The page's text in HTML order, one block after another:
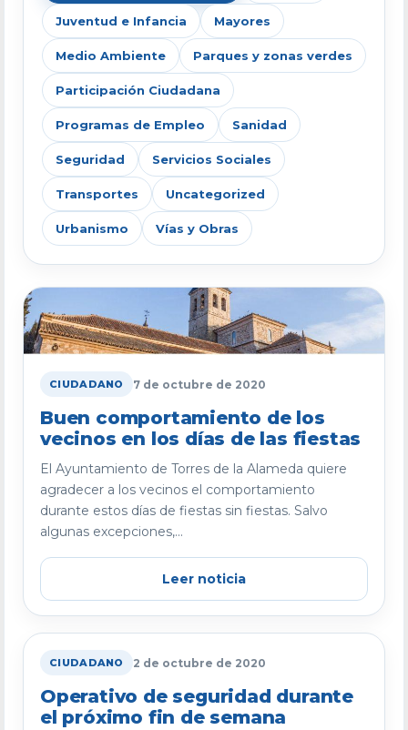
Juventud e Infancia Mayores
Medio Ambiente Parques y zonas verdes
Participación Ciudadana
Programas de Empleo Sanidad
Seguridad Servicios Sociales
Transportes Uncategorized
Urbanismo Vías y Obras
CIUDADANO 7 de octubre de 2020
Buen comportamiento de los
vecinos en los días de las fiestas
El Ayuntamiento de Torres de la Alameda quiere
agradecer a los vecinos el comportamiento
durante estos días de fiestas sin fiestas. Salvo
algunas excepciones,...
Leer noticia
CIUDADANO 2 de octubre de 2020
Operativo de seguridad durante
el próximo fin de semana